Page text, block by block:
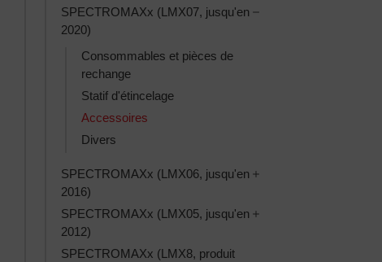
SPECTROMAXx (LMX07, jusqu'en
2020)
Consommables et pièces de
rechange
Statif d'étincelage
Accessoires
Divers
SPECTROMAXx (LMX06, jusqu'en
2016)
SPECTROMAXx (LMX05, jusqu'en
2012)
SPECTROMAXx (LMX8, produit